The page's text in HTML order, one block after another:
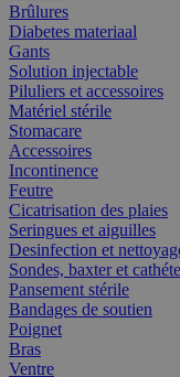
Brûlures
Diabetes materiaal
Gants
Solution injectable
Piluliers et accessoires
Matériel stérile
Stomacare
Accessoires
Incontinence
Feutre
Cicatrisation des plaies
Seringues et aiguilles
Desinfection et
Sondes, baxter et
Pansement stérile
Bandages de soutien
Poignet
Bras
Ventre